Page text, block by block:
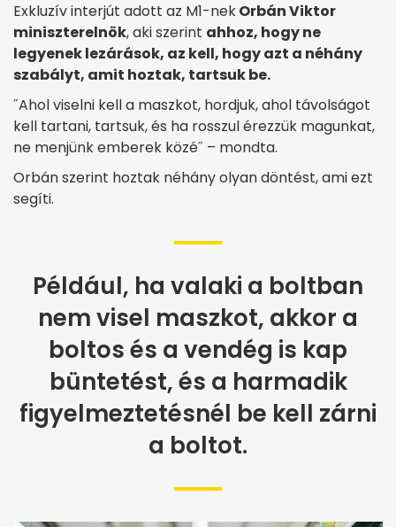
Exkluzív interjút adott az M1-nekOrbán Viktor
miniszterelnök, aki szerint ahhoz, hogy ne
legyenek lezárások, az kell, hogy azt a néhány
szabályt, amit hoztak, tartsuk be.
˝Ahol viselni kell a maszkot, hordjuk, ahol távolságot
kell tartani, tartsuk, és ha rosszul érezzük magunkat,
ne menjünk emberek közé˝ – mondta.
Orbán szerint hoztak néhány olyan döntést, ami ezt
segíti.
Például, ha valaki a boltban
nem visel maszkot, akkor a
boltos és a vendég is kap
büntetést, és a harmadik
figyelmeztetésnél be kell zárni
a boltot.